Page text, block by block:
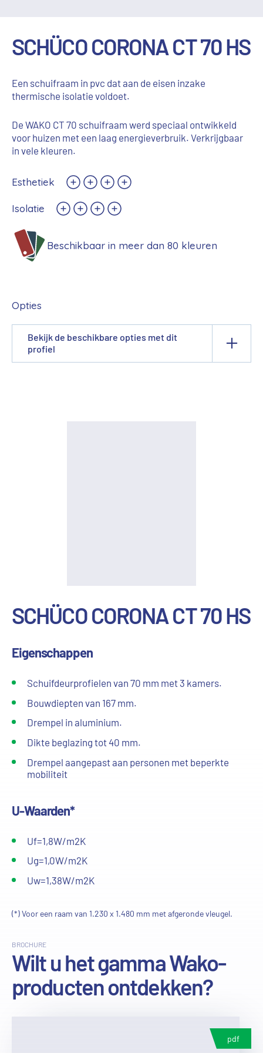
SCHÜCO CORONA CT 70 HS
Een schuifraam in pvc dat aan de eisen inzake
thermische isolatie voldoet.
De WAKO CT 70 schuifraam werd speciaal ontwikkeld
voor huizen met een laag energieverbruik. Verkrijgbaar
in vele kleuren.
Esthetiek
Isolatie
Beschikbaar in meer dan 80 kleuren
Opties
Bekijk de beschikbare opties met dit
profiel
SCHÜCO CORONA CT 70 HS
Eigenschappen
Schuifdeurprofielen van 70 mm met 3 kamers.
Bouwdiepten van 167 mm.
Drempel in aluminium.
Dikte beglazing tot 40 mm.
Drempel aangepast aan personen met beperkte
mobiliteit
U-Waarden*
Uf=1,8W/m2K
Ug=1,0W/m2K
Uw=1,38W/m2K
(*) Voor een raam van 1.230 x 1.480 mm met afgeronde vleugel.
BROCHURE
Wilt u het gamma Wako-
producten ontdekken?
pdf